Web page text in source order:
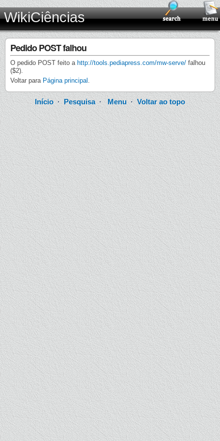
WikiCiências
Pedido POST falhou
O pedido POST feito a http://tools.pediapress.com/mw-serve/ falhou
($2).
Voltar para Página principal .
Início·Pesquisa· Menu· Voltar ao topo